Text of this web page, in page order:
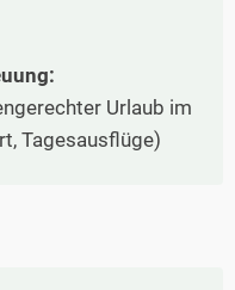
Urlaub im
Tagesausflüge)